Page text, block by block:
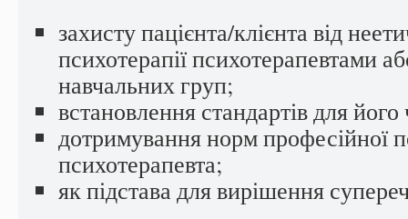
захисту пацієнта/клієнта від
психотерапії психотерапевтами
навчальних груп;
встановлення стандартів для його
дотримування норм професійної
психотерапевта;
як підстава для вирішення